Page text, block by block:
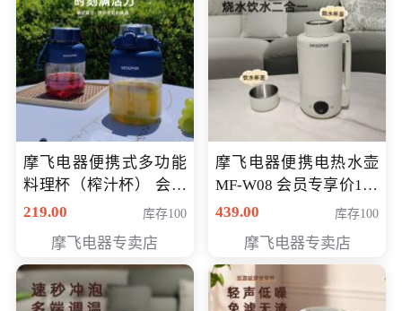
摩飞电器便携式多功能
料理杯（榨汁杯） 会员
专享价118元
219.00 库存100
摩飞电器专卖店
摩飞电器便携电热水壶
MF-W08 会员专享价198
元
439.00 库存100
摩飞电器专卖店